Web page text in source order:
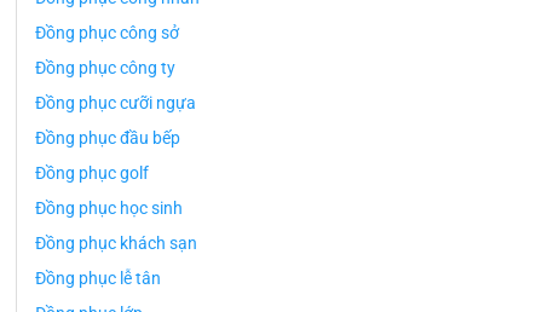
Đồng phục công sở
Đồng phục công ty
Đồng phục cưỡi ngựa
Đồng phục đầu bếp
Đồng phục golf
Đồng phục học sinh
Đồng phục khách sạn
Đồng phục lễ tân